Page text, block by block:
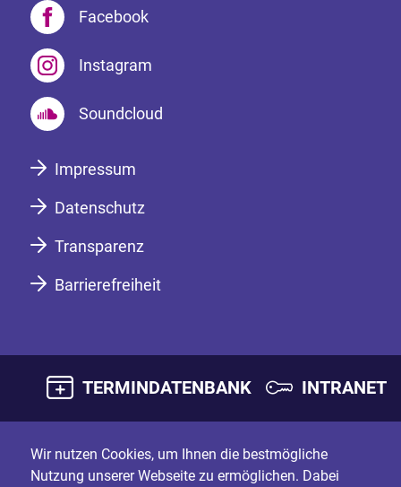
Facebook
Instagram
Soundcloud
Impressum
Datenschutz
Transparenz
Barrierefreiheit
TERMINDATENBANK INTRANET
Wir nutzen Cookies, um Ihnen die bestmögliche
Nutzung unserer Webseite zu ermöglichen. Dabei